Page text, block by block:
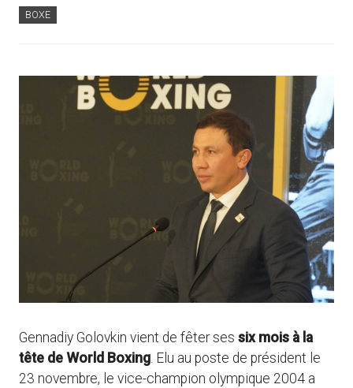
BOXE
Gennadiy Golovkin vient de fêter ses six mois à la
tête de World Boxing. Elu au poste de président le
23 novembre, le vice-champion olympique 2004 a